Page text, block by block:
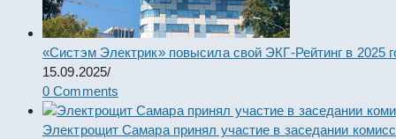
«Систэм Электрик» повысила свой ЭКГ-Рейтинг в 2025
15.09.2025/
0 Comments
Электрощит Самара принял участие в заседании